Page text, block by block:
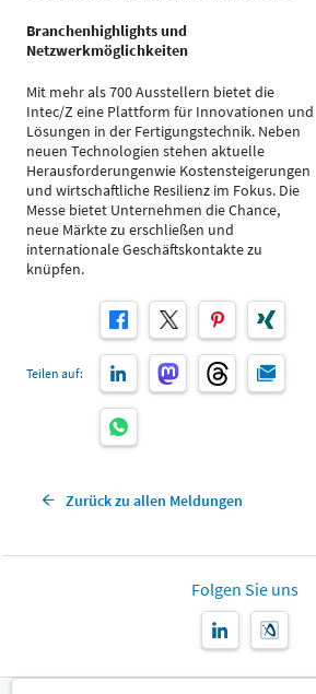
Branchenhighlights und
Netzwerkmöglichkeiten
Mit mehr als 700 Ausstellern bietet die
Intec/Z eine Plattform für Innovationen und
Lösungen in der Fertigungstechnik. Neben
neuen Technologien stehen aktuelle
Herausforderungenwie Kostensteigerungen
und wirtschaftliche Resilienz im Fokus. Die
Messe bietet Unternehmen die Chance,
neue Märkte zu erschließen und
internationale Geschäftskontakte zu
knüpfen.
Teilen auf:
Zurück zu allen Meldungen
Folgen Sie uns